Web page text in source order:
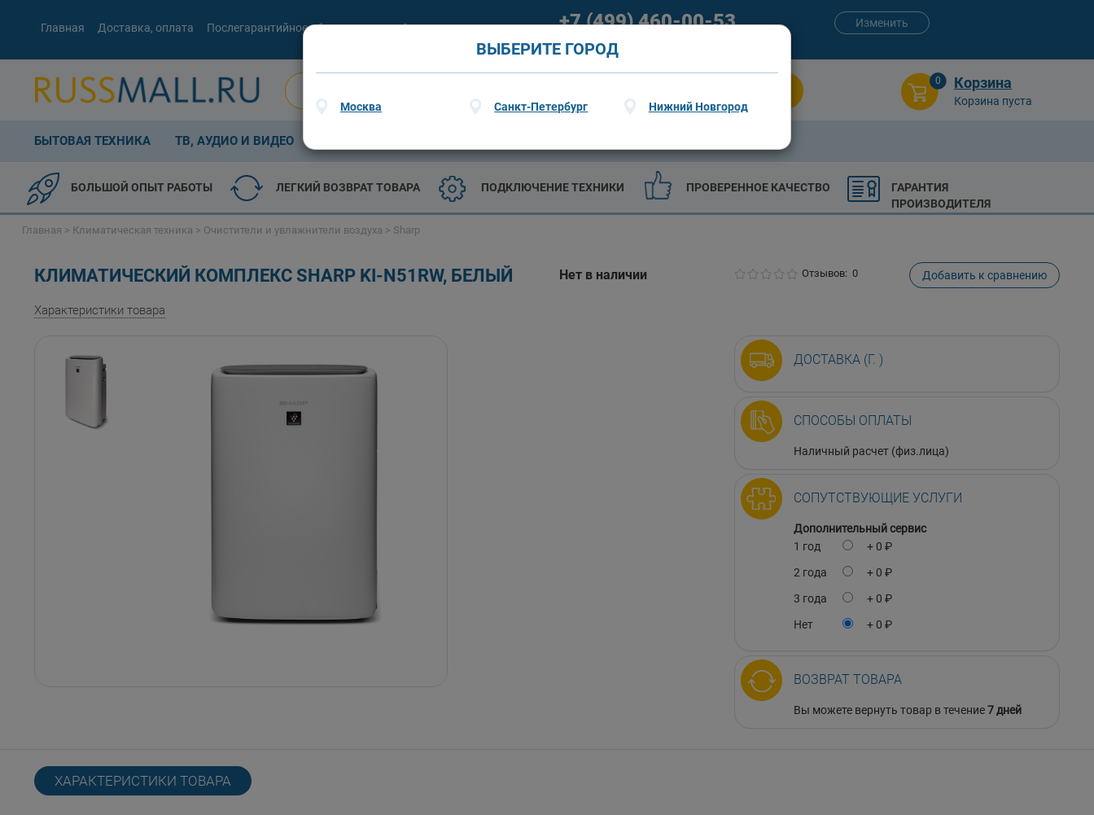
Главная Доставка, оплата Послегарантийное обслуживание О гарантии +7 (499) 460-00-53
09:00 - 21:00 (пн-пт) 09:00 - 20:00 (сб-вс)
Изменить
ВЫБЕРИТЕ ГОРОД
Москва Санкт-Петербург Нижний Новгород
0 Корзина
Корзина пуста
БЫТОВАЯ ТЕХНИКА ТВ, АУДИО И ВИДЕО
БОЛЬШОЙ ОПЫТ РАБОТЫ ЛЕГКИЙ ВОЗВРАТ ТОВАРА ПОДКЛЮЧЕНИЕ ТЕХНИКИ ПРОВЕРЕННОЕ КАЧЕСТВО
ГАРАНТИЯ
ПРОИЗВОДИТЕЛЯ
Главная > Климатическая техника > Очистители и увлажнители воздуха > Sharp
КЛИМАТИЧЕСКИЙ КОМПЛЕКС SHARP KI-N51RW, БЕЛЫЙ Нет в наличии Отзывов: 0 Добавить к сравнению
Характеристики товара
ДОСТАВКА (Г. )
СПОСОБЫ ОПЛАТЫ
Наличный расчет (физ.лица)
СОПУТСТВУЮЩИЕ УСЛУГИ
Дополнительный сервис
1 год
+ 0 ₽
2 года
+ 0 ₽
3 года
+ 0 ₽
Нет
+ 0 ₽
ВОЗВРАТ ТОВАРА
Вы можете вернуть товар в течение7 дней
ХАРАКТЕРИСТИКИ ТОВАРА